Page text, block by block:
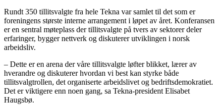
Rundt 350 tillitsvalgte fra hele Tekna var samlet til det som er
foreningens største interne arrangement i løpet av året. Konferansen
er en sentral møteplass der tillitsvalgte på tvers av sektorer deler
erfaringer, bygger nettverk og diskuterer utviklingen i norsk
arbeidsliv.
– Dette er en arena der våre tillitsvalgte løfter blikket, lærer av
hverandre og diskuterer hvordan vi best kan styrke både
tillitsvalgtrollen, det organiserte arbeidslivet og bedriftsdemokratiet.
Det er viktigere enn noen gang, sa Tekna-president Elisabet
Haugsbø.